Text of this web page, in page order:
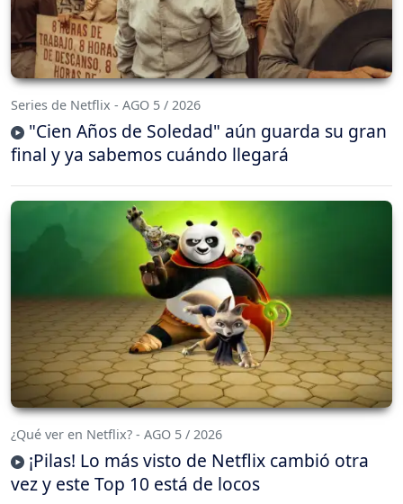
Series de Netflix - AGO 5 / 2026
"Cien Años de Soledad" aún guarda su gran
final y ya sabemos cuándo llegará
¿Qué ver en Netflix? - AGO 5 / 2026
¡Pilas! Lo más visto de Netflix cambió otra
vez y este Top 10 está de locos